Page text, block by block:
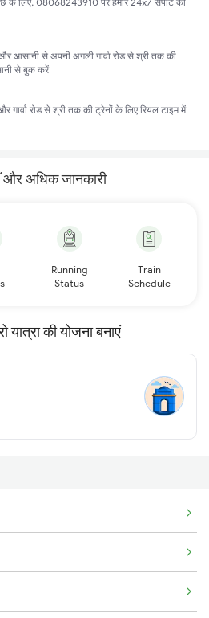
आसानी से अपनी अगली गार्वा रोड से श्री तक की
से बुक करें
रोड से श्री तक की ट्रेनों के लिए रियल टाइम में
अधिक जानकारी
Running
Status
Train
Schedule
की योजना बनाएं